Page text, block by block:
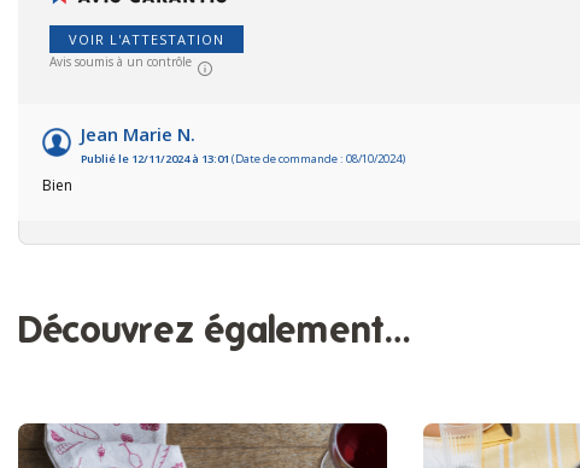
VOIR L'ATTESTATION
Avis soumis à un contrôle
Jean Marie N.
Publié le 12/11/2024 à 13:01 (Date de commande : 08/10/2024)
Bien
Découvrez également…